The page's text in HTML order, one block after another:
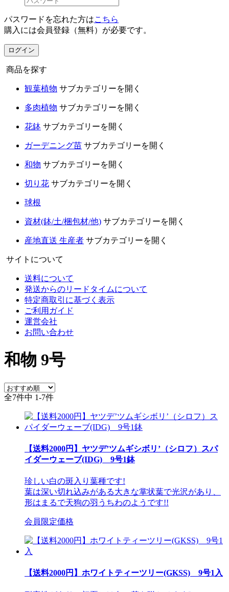
パスワードを忘れた方はこちら
購入には会員登録（無料）が必要です。
ログイン
商品を探す
観葉植物 サブカテゴリーを開く
多肉植物 サブカテゴリーを開く
花鉢 サブカテゴリーを開く
ガーデニング苗 サブカテゴリーを開く
和物 サブカテゴリーを開く
切り花 サブカテゴリーを開く
球根
資材(鉢/土/梱包材/他) サブカテゴリーを開く
産地直送 生産者 サブカテゴリーを開く
サイトについて
送料について
発送からのリードタイムについて
特定商取引に基づく表示
ご利用ガイド
運営会社
お問い合わせ
和物 9号
全7件中 1-7件
【送料2000円】ヤツデ’ツムギシボリ’（シロフ）スパ
イダーウェーブ(IDG) 9号1鉢
珍しい白の斑入り葉種です!
葉は深い切れ込みがある大きな掌状葉で光沢があり、
形はまるで天狗の羽うちわのようです!!
会員限定価格
【送料2000円】ホワイトティーツリー(GKSS) 9号1入